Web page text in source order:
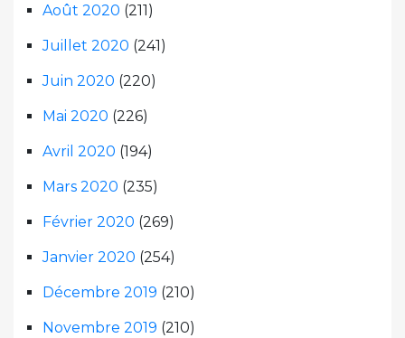
Août 2020 (211)
Juillet 2020 (241)
Juin 2020 (220)
Mai 2020 (226)
Avril 2020 (194)
Mars 2020 (235)
Février 2020 (269)
Janvier 2020 (254)
Décembre 2019 (210)
Novembre 2019 (210)